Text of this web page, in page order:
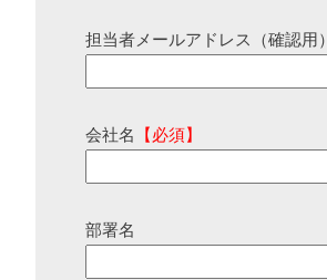
担当者メールアドレス（確認用）
会社名 【必須】
部署名